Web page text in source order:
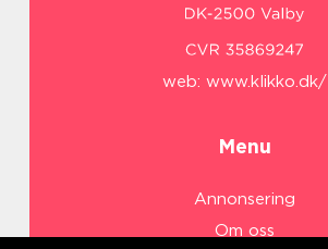
web: www.klikko.dk/
Menu
Annonsering
Om oss